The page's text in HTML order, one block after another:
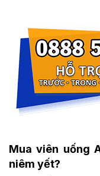
Mua viên uống
niêm yết?